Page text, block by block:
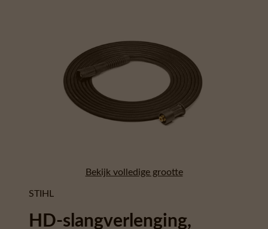
Bekijk volledige grootte
STIHL
HD-slangverlenging,